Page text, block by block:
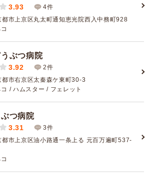
3.93
4件
都市上京区丸太町通知恵光院西入中務町928
ぶつ病院
3.92
2件
都市右京区太秦森ケ東町30-3
/ ハムスター / フェレット
ぶつ病院
3.31
3件
都市上京区油小路通一条上る 元百万遍町537-